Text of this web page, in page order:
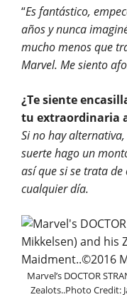
“Es fantástico,
años y nunca
mucho menos que
Marvel. Me siento
¿Te siente
tu extraordinaria
Si no hay
suerte hago un
así que si se trata
cualquier día.
Marvel’s DOCTOR
Zealots..Photo Credit: